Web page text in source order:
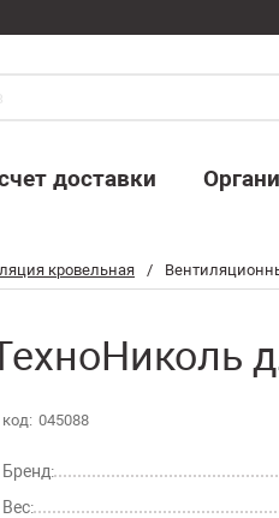
кровельная /
код: 045088
Бренд:
Вес:
доставки